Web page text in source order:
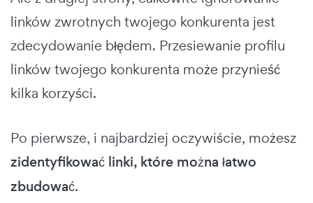
linków zwrotnych twojego konkurenta jest
zdecydowanie błędem. Przesiewanie profilu
linków twojego konkurenta może przynieść
kilka korzyści.
Po pierwsze, i najbardziej oczywiście, możesz
zidentyfikować linki, które można łatwo
zbudować.